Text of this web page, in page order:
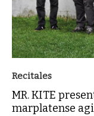
Recitales
MR. KITE
marplatense